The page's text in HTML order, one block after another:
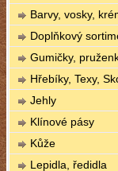
Barvy, vosky,
Doplňkový
Gumičky,
Hřebíky, Texy,
Jehly
Klínové pásy
Kůže
Lepidla, ředidla